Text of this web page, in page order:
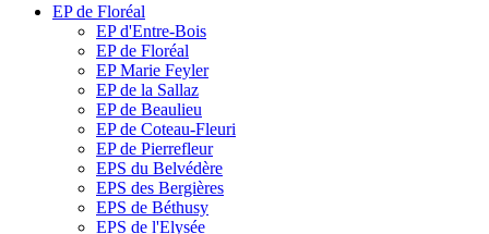
EP de Floréal
EP d'Entre-Bois
EP de Floréal
EP Marie Feyler
EP de la Sallaz
EP de Beaulieu
EP de Coteau-Fleuri
EP de Pierrefleur
EPS du Belvédère
EPS des Bergières
EPS de Béthusy
EPS de l'Elysée